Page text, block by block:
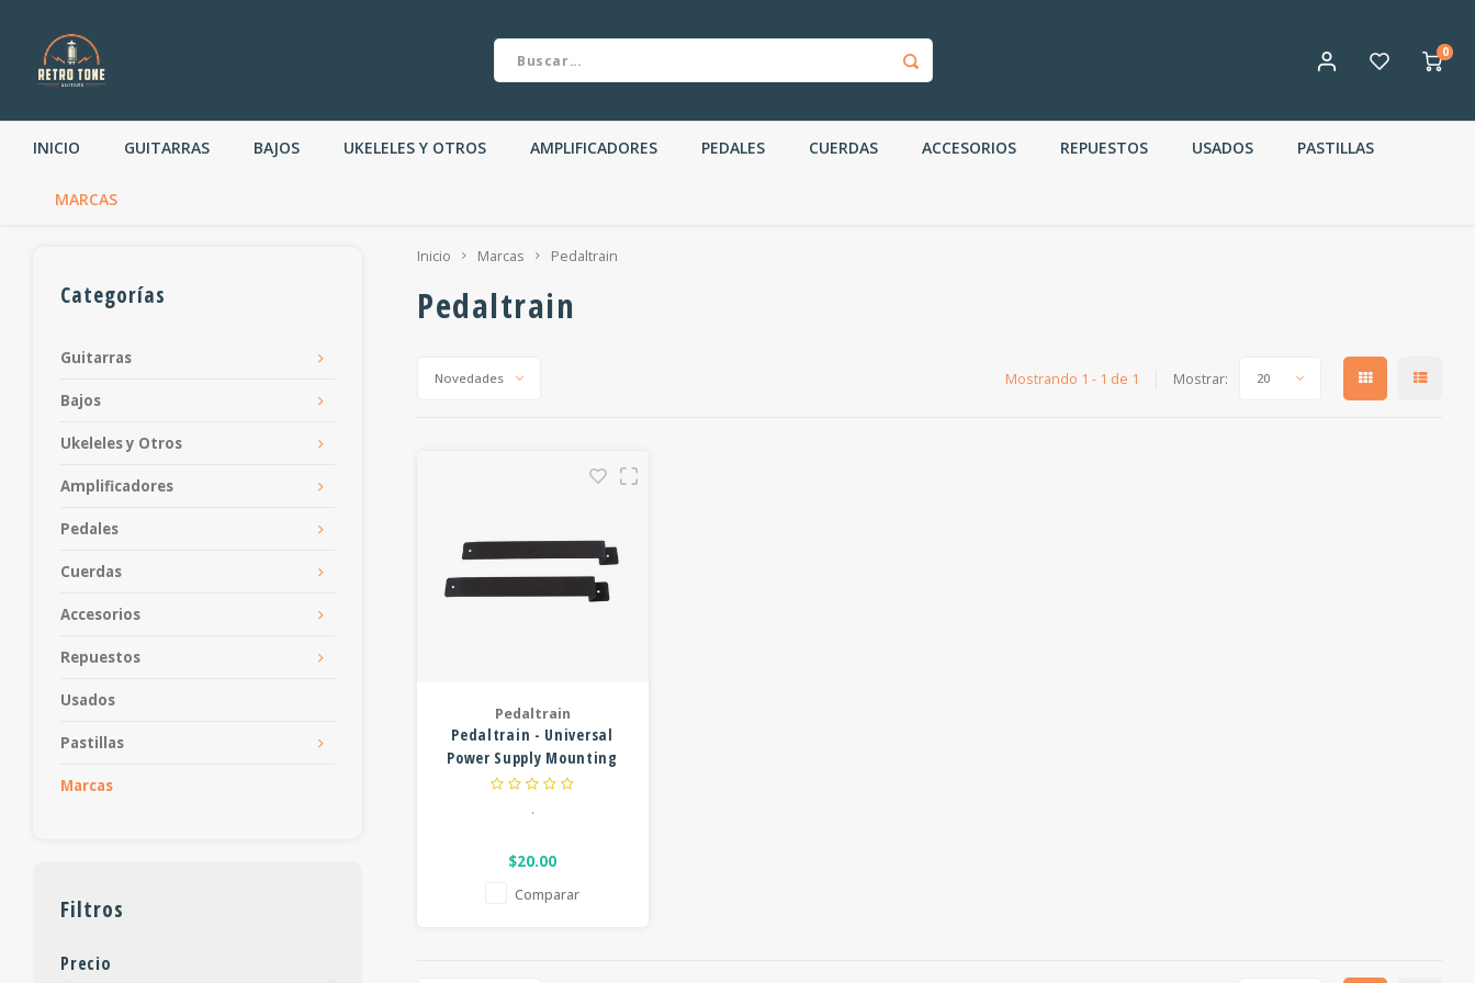
0
INICIO GUITARRAS BAJOS UKELELES Y OTROS AMPLIFICADORES PEDALES CUERDAS ACCESORIOS REPUESTOS USADOS PASTILLAS
MARCAS
Categorías
Guitarras
Bajos
Ukeleles y Otros
Amplificadores
Pedales
Cuerdas
Accesorios
Repuestos
Usados
Pastillas
Marcas
Filtros
Precio
Inicio Marcas Pedaltrain
Pedaltrain
Novedades Mostrando 1 - 1 de 1 Mostrar: 20
Pedaltrain
Pedaltrain - Universal
Power Supply Mounting
Kit
.
$20.00
Comparar